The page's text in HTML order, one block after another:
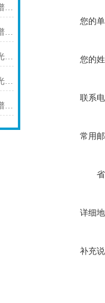
工厂直销DF-2000铜合金荧光光谱仪技术参数
工厂直销DF-2000铁合金荧光光谱仪技术参数
工厂直销DF-2000二氧化硅荧光光谱仪技术参数
工厂直销DF-2000碳酸氢钠荧光光谱仪技术参数
工厂直销DF-2000硅酸盐荧光光谱仪技术参数
您的
您的
联系
常用
详细
补充